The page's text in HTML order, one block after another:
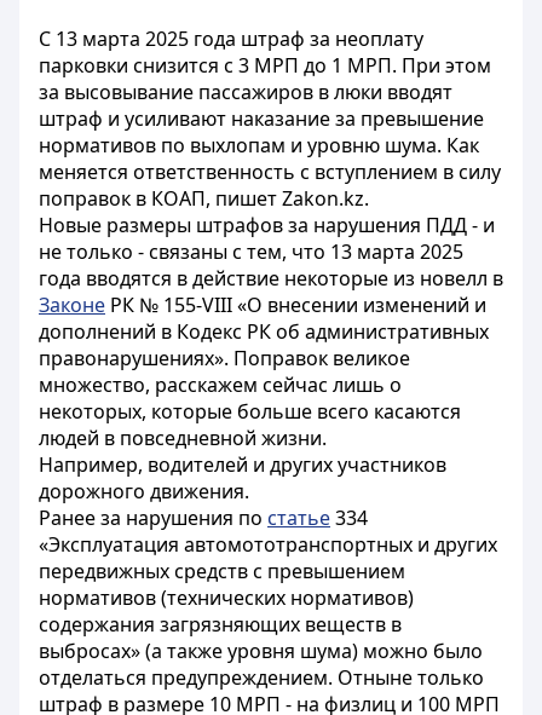
С 13 марта 2025 года штраф за неоплату
парковки снизится с 3 МРП до 1 МРП. При этом
за высовывание пассажиров в люки вводят
штраф и усиливают наказание за превышение
нормативов по выхлопам и уровню шума. Как
меняется ответственность с вступлением в силу
поправок в КОАП, пишет Zakon.kz.
Новые размеры штрафов за нарушения ПДД - и
не только - связаны с тем, что 13 марта 2025
года вводятся в действие некоторые из новелл в
Законе РК № 155-VIII «О внесении изменений и
дополнений в Кодекс РК об административных
правонарушениях». Поправок великое
множество, расскажем сейчас лишь о
некоторых, которые больше всего касаются
людей в повседневной жизни.
Например, водителей и других участников
дорожного движения.
Ранее за нарушения по статье334
«Эксплуатация автомототранспортных и других
передвижных средств с превышением
нормативов (технических нормативов)
содержания загрязняющих веществ в
выбросах» (а также уровня шума) можно было
отделаться предупреждением. Отныне только
штраф в размере 10 МРП - на физлиц и 100 МРП